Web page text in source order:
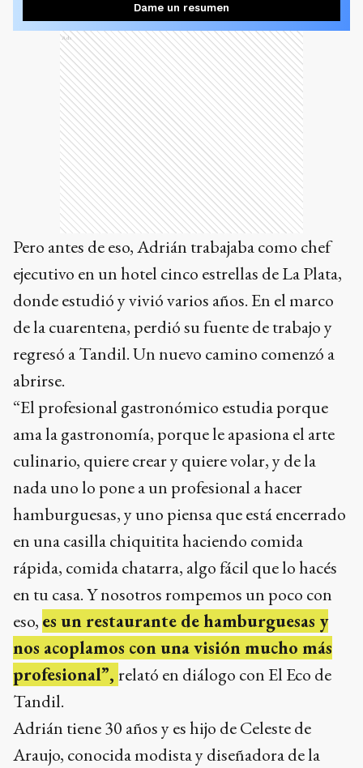
Dame un resumen
Ads
Pero antes de eso, Adrián trabajaba como chef
ejecutivo en un hotel cinco estrellas de La Plata,
donde estudió y vivió varios años. En el marco
de la cuarentena, perdió su fuente de trabajo y
regresó a Tandil. Un nuevo camino comenzó a
abrirse.
“El profesional gastronómico estudia porque
ama la gastronomía, porque le apasiona el arte
culinario, quiere crear y quiere volar, y de la
nada uno lo pone a un profesional a hacer
hamburguesas, y uno piensa que está encerrado
en una casilla chiquitita haciendo comida
rápida, comida chatarra, algo fácil que lo hacés
en tu casa. Y nosotros rompemos un poco con
eso, es un restaurante de hamburguesas y
nos acoplamos con una visión mucho más
profesional”, relató en diálogo con El Eco de
Tandil.
Adrián tiene 30 años y es hijo de Celeste de
Araujo, conocida modista y diseñadora de la